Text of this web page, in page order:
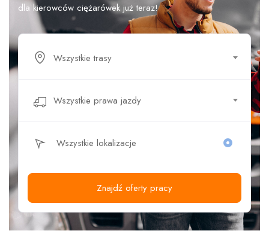
dla kierowców ciężarówek już teraz!
Wszystkie trasy
Wszystkie prawa jazdy
Znajdź oferty pracy